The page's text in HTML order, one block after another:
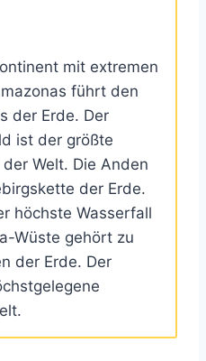
mit extremen
führt den
der Erde. Der
ist der größte
Welt. Die Anden
der Erde.
höchste Wasserfall
Wüste gehört zu
der Erde. Der